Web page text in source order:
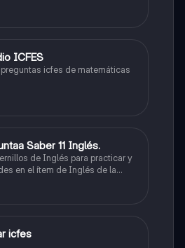
ICFES
icfes de matemáticas
Saber 11 Inglés.
de Inglés para practicar y
en el ítem de Inglés de la
icfes